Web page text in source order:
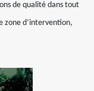
de qualité dans tout
zone d’intervention,